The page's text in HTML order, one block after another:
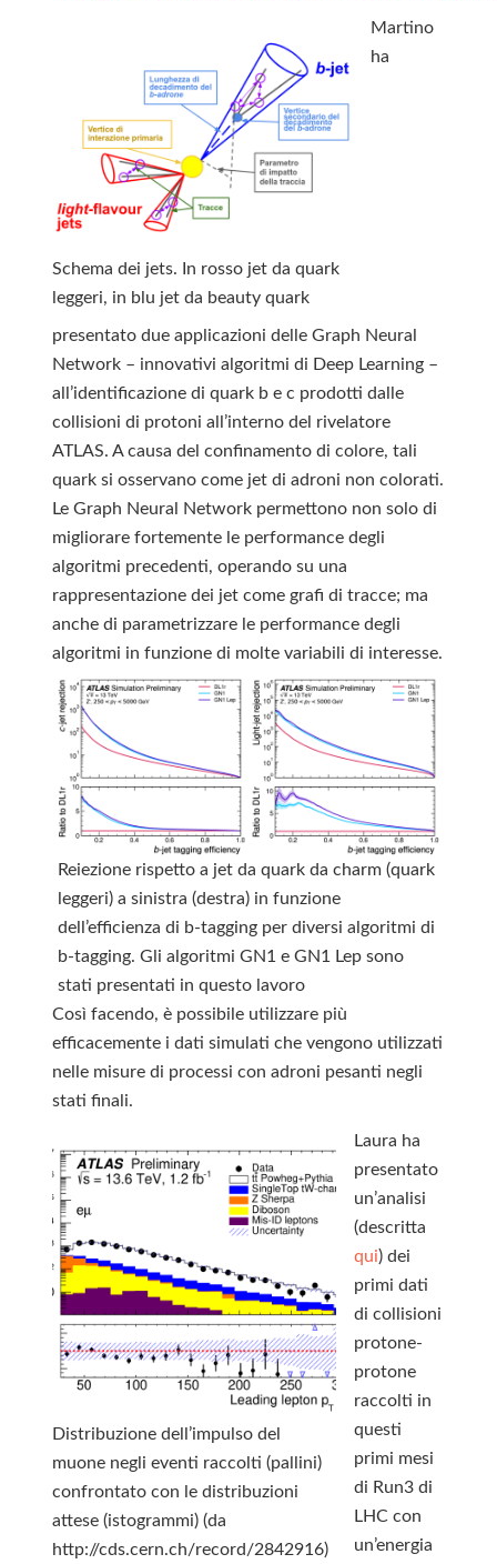
Schema dei jets. In rosso jet da quark
leggeri, in blu jet da beauty quark
Martino
ha
presentato due applicazioni delle Graph Neural
Network – innovativi algoritmi di Deep Learning –
all’identificazione di quark b e c prodotti dalle
collisioni di protoni all’interno del rivelatore
ATLAS. A causa del confinamento di colore, tali
quark si osservano come jet di adroni non colorati.
Le Graph Neural Network permettono non solo di
migliorare fortemente le performance degli
algoritmi precedenti, operando su una
rappresentazione dei jet come grafi di tracce; ma
anche di parametrizzare le performance degli
algoritmi in funzione di molte variabili di interesse.
Reiezione rispetto a jet da quark da charm (quark
leggeri) a sinistra (destra) in funzione
dell’efficienza di b-tagging per diversi algoritmi di
b-tagging. Gli algoritmi GN1 e GN1 Lep sono
stati presentati in questo lavoro
Così facendo, è possibile utilizzare più
efficacemente i dati simulati che vengono utilizzati
nelle misure di processi con adroni pesanti negli
stati finali.
Distribuzione dell’impulso del
muone negli eventi raccolti (pallini)
confrontato con le distribuzioni
attese (istogrammi) (da
http://cds.cern.ch/record/2842916)
Laura ha
presentato
un’analisi
(descritta
qui) dei
primi dati
di collisioni
protone-
protone
raccolti in
questi
primi mesi
di Run3 di
LHC con
un’energia